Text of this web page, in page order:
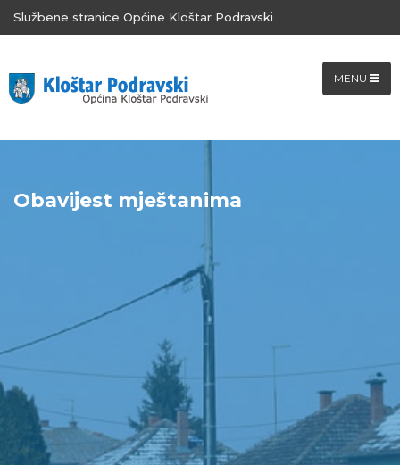
Službene stranice Općine Kloštar Podravski
MENU
Obavijest mještanima